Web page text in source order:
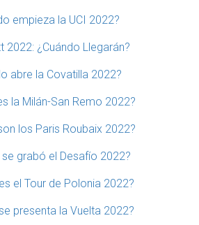
empieza la UCI 2022?
2022: ¿Cuándo Llegarán?
abre la Covatilla 2022?
la Milán-San Remo 2022?
los Paris Roubaix 2022?
se grabó el Desafío 2022?
el Tour de Polonia 2022?
presenta la Vuelta 2022?